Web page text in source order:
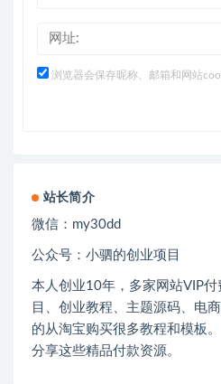
浏览器会保存昵称、邮箱和网站
站长简介
微信： my30dd
公众号：小驷的创业项目
本人创业10年，多家网站VIP付
目、创业教程、主题源码、电
的从淘宝购买很多教程和模板
分享这些精品付款资源。